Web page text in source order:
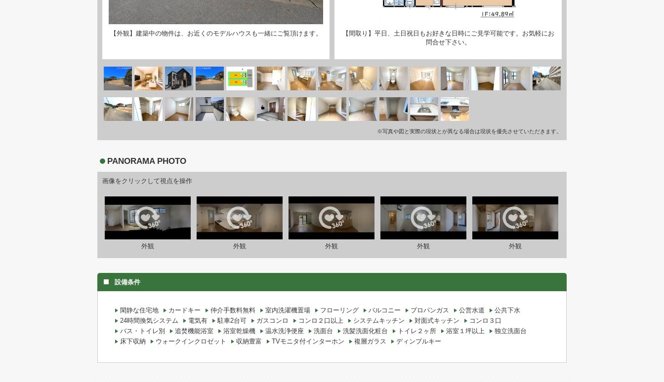
【外観】建築中の物件は、お近くのモデルハウスも一緒にご覧頂けます。
【間取り】平日、土日祝日もお好きな日時にご見学可能です。お気軽にお
問合せ下さい。
※写真や図と実際の現状とが異なる場合は現状を優先させていただきます。
PANORAMA PHOTO
画像をクリックして視点を操作
外観 外観 外観 外観 外観
設備条件
閑静な住宅地 カードキー 仲介手数料無料 室内洗濯機置場 フローリング バルコニー プロパンガス 公営水道
公共下水
24時間換気システム
電気有 駐車2台可 ガスコンロ コンロ２口以上 システムキッチン 対面式キッチン
コンロ３口
バス・トイレ別
追焚機能浴室 浴室乾燥機 温水洗浄便座 洗面台 洗髪洗面化粧台 トイレ２ヶ所 浴室１坪以上
独立洗面台
床下収納
ウォークインクロゼット 収納豊富 TVモニタ付インターホン 複層ガラス ディンプルキー